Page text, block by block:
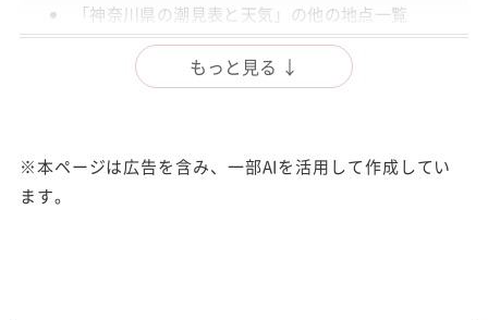
「神奈川県の潮見表と天気」の他の地点一覧
もっと見る ↓
※本ページは広告を含み、一部AIを活用して作成してい
ます。